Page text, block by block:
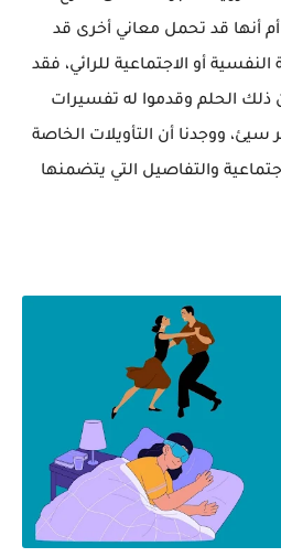
أم أنها قد تحمل معاني أخرى قد
أو الاجتماعية للرائي، فقد
الحلم وقدموا له تفسيرات
ووجدنا أن التأويلات الخاصة
والتفاصيل التي يتضمنها